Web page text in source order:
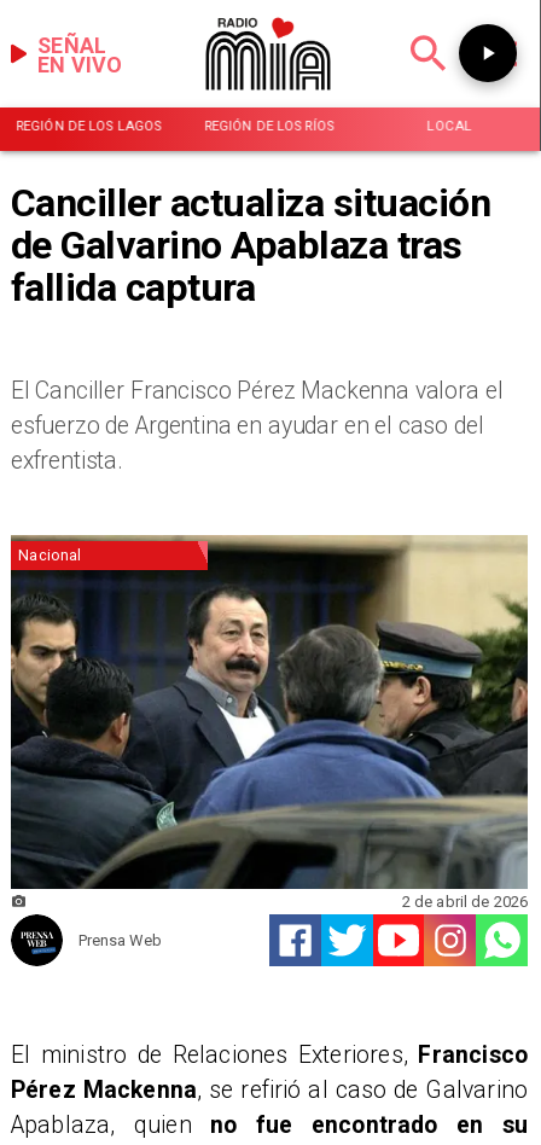
EN VIVO
SEÑAL
REGIÓN DE LOS LAGOS REGIÓN DE LOS RÍOS LOCAL
Canciller actualiza situación
de Galvarino Apablaza tras
fallida captura
El Canciller Francisco Pérez Mackenna valora el
esfuerzo de Argentina en ayudar en el caso del
exfrentista.
Nacional
Prensa Web
2 de abril de 2026
El ministro de Relaciones Exteriores, Francisco
Pérez Mackenna, se refirió al caso de Galvarino
Apablaza, quien no fue encontrado en su